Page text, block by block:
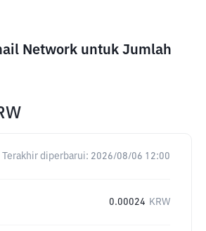
Network untuk Jumlah
Terakhir diperbarui: 2026/08/06 12:00
0.00024 KRW